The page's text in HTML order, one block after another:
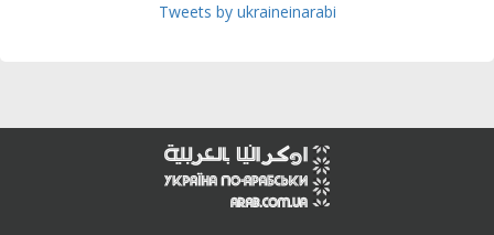
Tweets by ukraineinarabi